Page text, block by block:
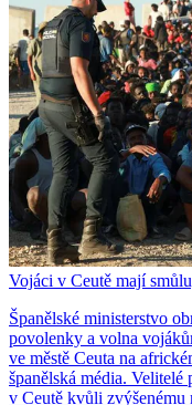
Vojáci v Ceutě mají
Španělské ministerstvo
povolenky a volna
ve městě Ceuta na
španělská média.
v Ceutě kvůli